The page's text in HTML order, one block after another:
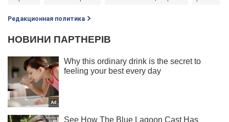
Редакционная политика